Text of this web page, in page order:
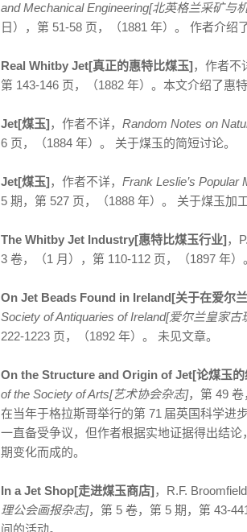
and Mechanical Engineering[北英格兰采矿与
日），第 51-58 页，（1881 年）。 作者介绍
Real Whitby Jet[真正的惠特比煤玉]，作者不
第 143-146 页，（1882 年）。本文介绍了惠
Jet[煤玉]，作者不详， Random Notes on
6 页，（1884 年）。 关于煤玉的简短讨论。
Jet[煤玉]，作者不详， Frank Leslie’s Popular
5 期，第 527 页，（1888 年）。 关于煤玉加
The Whitby Jet Industry[惠特比煤玉行业]，
3 卷，（1 月），第 110-112 页，（1897 年
On Jet Beads Found in Ireland[关于在爱尔
Society of Antiquaries of Ireland[爱尔兰皇家古
222-1223 页，（1892 年）。 未见文章。
On the Structure and Origin of Jet[论煤玉的
of the Society of Arts[艺术协会杂志]，第 49
在当年于格拉斯哥举行的第 71 届英国科学进
一直备受争议，但作者根据实地证据得出结
期变化而成的。
In a Jet Shop[走进煤玉商店]，R.F. Broomfield
理公会画报杂志]，第 5 卷，第 5 期，第 43-
间的活动。